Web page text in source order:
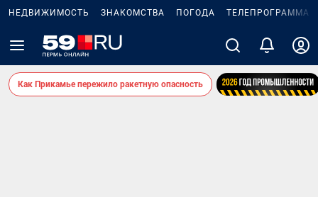
НЕДВИЖИМОСТЬ ЗНАКОМСТВА ПОГОДА ТЕЛЕПРОГРАММА
Как Прикамье пережило ракетную опасность